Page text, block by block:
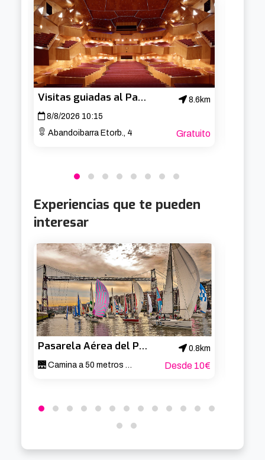
Visitas guiadas al Palacio Euskalduna
8.6km
8/8/2026 10:15
Abandoibarra Etorb., 4
Gratuito
Experiencias que te pueden
interesar
Pasarela Aérea del Puente de Bizkaia
0.8km
🌉 Camina a 50 metros sobre el Nervión 🚶‍♂️
Desde 10€